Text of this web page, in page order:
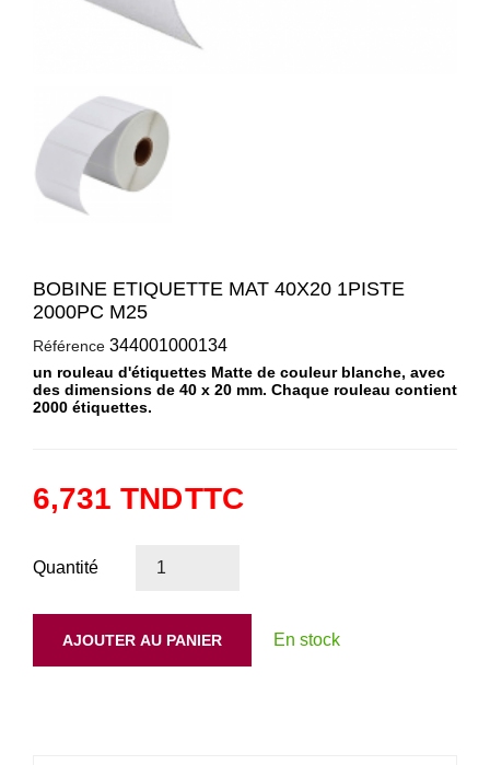
BOBINE ETIQUETTE MAT 40X20 1PISTE
2000PC M25
Référence 344001000134
un rouleau d'étiquettes Matte de couleur blanche, avec
des dimensions de 40 x 20 mm. Chaque rouleau contient
2000 étiquettes.
6,731 TNDTTC
Quantité
AJOUTER AU PANIER En stock